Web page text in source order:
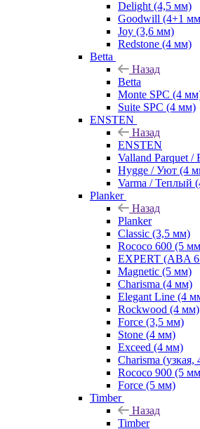
Delight (4,5 мм)
Goodwill (4+1
Joy (3,6 мм)
Redstone (4 мм)
Betta
Назад
Betta
Monte SPC (4
Suite SPC (4 мм)
ENSTEN
Назад
ENSTEN
Valland Parquet
Hygge / Уют (4
Varma / Теплый
Planker
Назад
Planker
Classic (3,5 мм)
Rococo 600 (5
EXPERT (ABA
Magnetic (5 мм)
Charisma (4 мм)
Elegant Line (4
Rockwood (4 мм)
Force (3,5 мм)
Stone (4 мм)
Exceed (4 мм)
Charisma (узкая,
Rococo 900 (5
Force (5 мм)
Timber
Назад
Timber